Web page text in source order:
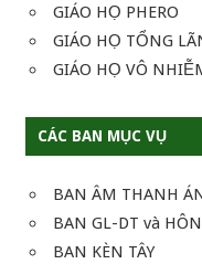
GIÁO HỌ PHERO
GIÁO HỌ TỔNG
GIÁO HỌ VÔ
CÁC BAN MỤC VỤ
BAN ÂM THANH
BAN GL-DT và
BAN KÈN TÂY